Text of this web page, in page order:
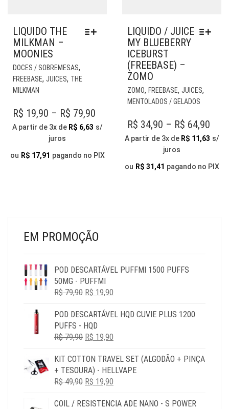
LIQUIDO THE
MILKMAN –
MOONIES
DOCES / SOBREMESAS,
FREEBASE, JUICES, THE
MILKMAN
PRODUTO
PODEM
SER
ESCOLHIDAS
R$ 19,90 – R$ 79,90
RANGE:
R$ 19,90
THROUGH
R$ 79,90
A partir de 3x de R$ 6,63 s/
juros
ou R$ 17,91 pagando no PIX
LIQUIDO / JUICE
MY BLUEBERRY
ICEBURST
(FREEBASE) –
ZOMO
ZOMO, FREEBASE, JUICES,
MENTOLADOS / GELADOS
AS
R$ 34,90 – R$ 64,90
A partir de 3x de R$ 11,63 s/
juros
ou R$ 31,41 pagando no PIX
EM PROMOÇÃO
POD DESCARTÁVEL PUFFMI 1500 PUFFS
50MG - PUFFMI
R$79,90 O
ORIGINAL
ERA:
R$ 79,90.
R$ 19,90
ATUAL
POD DESCARTÁVEL HQD CUVIE PLUS 1200
PUFFS - HQD
R$79,90 O
ORIGINAL
ERA:
R$ 79,90.
R$ 19,90
ATUAL
É:
KIT COTTON TRAVEL SET (ALGODÃO + PINÇA
+ TESOURA) - HELLVAPE
R$49,90 O
ORIGINAL
R$ 19,90
ATUAL
COIL / RESISTENCIA ADE NANO - S POWER